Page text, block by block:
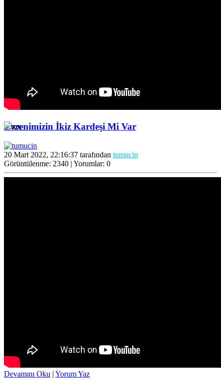
Evrenimizin İkiz Kardeşi Mi Var
20 Mart 2022, 22:16:37 tarafından tumucin
Görüntülenme: 2340 | Yorumlar: 0
Devamını Oku | Yorum Yaz